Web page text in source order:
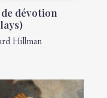
dévotion
Hillman